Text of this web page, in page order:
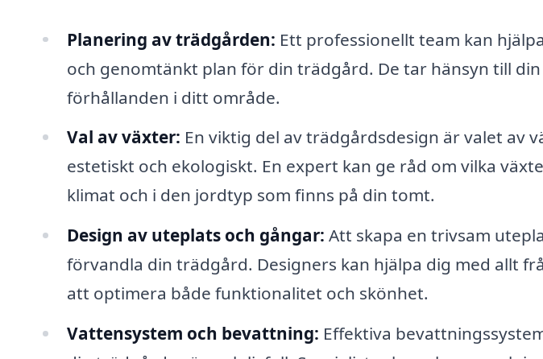
Planering av trädgården: Ett professionellt team kan
och genomtänkt plan för din trädgård. De tar hänsyn till
förhållanden i ditt område.
Val av växter: En viktig del av trädgårdsdesign är valet av
estetiskt och ekologiskt. En expert kan ge råd om vilka
klimat och i den jordtyp som finns på din tomt.
Design av uteplats och gångar: Att skapa en trivsam
förvandla din trädgård. Designers kan hjälpa dig med allt
att optimera både funktionalitet och skönhet.
Vattensystem och bevattning: Effektiva